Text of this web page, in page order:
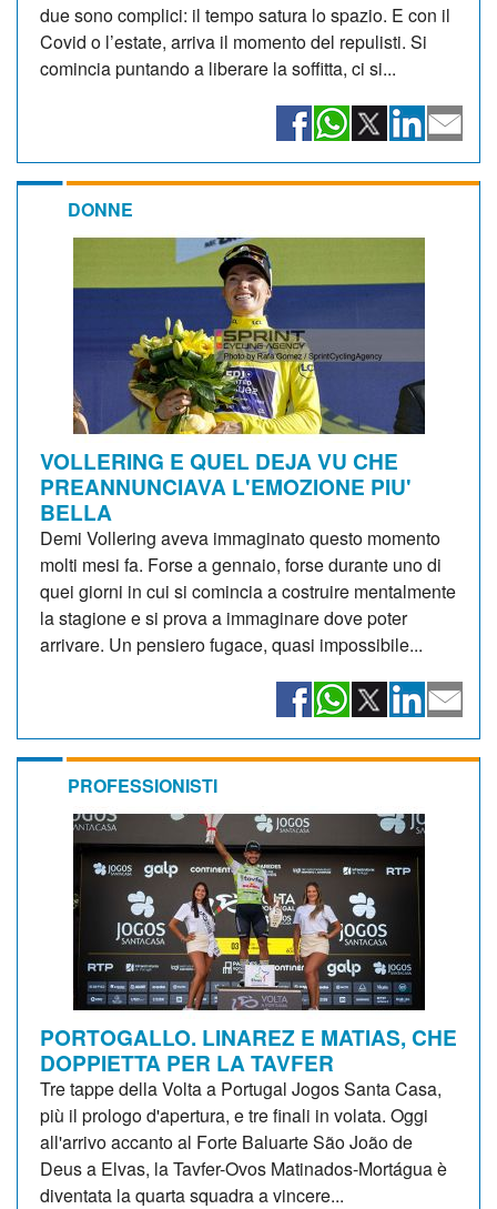
due sono complici: il tempo satura lo spazio. E con il
Covid o l’estate, arriva il momento del repulisti. Si
comincia puntando a liberare la soffitta, ci si...
DONNE
VOLLERING E QUEL DEJA VU CHE
PREANNUNCIAVA L'EMOZIONE PIU'
BELLA
Demi Vollering aveva immaginato questo momento
molti mesi fa. Forse a gennaio, forse durante uno di
quei giorni in cui si comincia a costruire mentalmente
la stagione e si prova a immaginare dove poter
arrivare. Un pensiero fugace, quasi impossibile...
PROFESSIONISTI
PORTOGALLO. LINAREZ E MATIAS, CHE
DOPPIETTA PER LA TAVFER
Tre tappe della Volta a Portugal Jogos Santa Casa,
più il prologo d'apertura, e tre finali in volata. Oggi
all'arrivo accanto al Forte Baluarte São João de
Deus a Elvas, la Tavfer-Ovos Matinados-Mortágua è
diventata la quarta squadra a vincere...